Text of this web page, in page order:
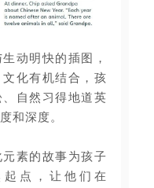
动明快的插图，
化有机结合，孩
自然习得地道英
和深度。
素的故事为孩子
点，让他们在